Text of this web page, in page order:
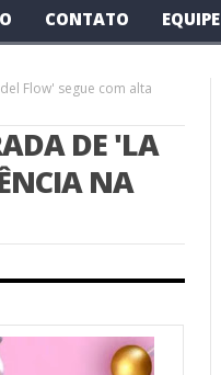
CONTATO EQUIPE
Flow' segue com alta
DE 'LA
NA